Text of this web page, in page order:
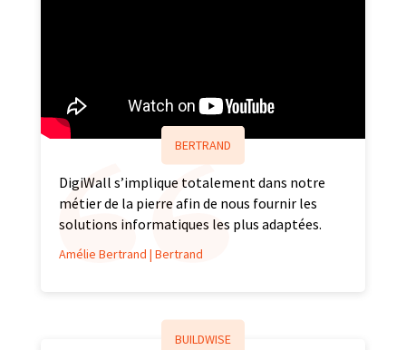
BERTRAND
DigiWall s’implique totalement dans notre
métier de la pierre afin de nous fournir les
solutions informatiques les plus adaptées.
Amélie Bertrand | Bertrand
BUILDWISE